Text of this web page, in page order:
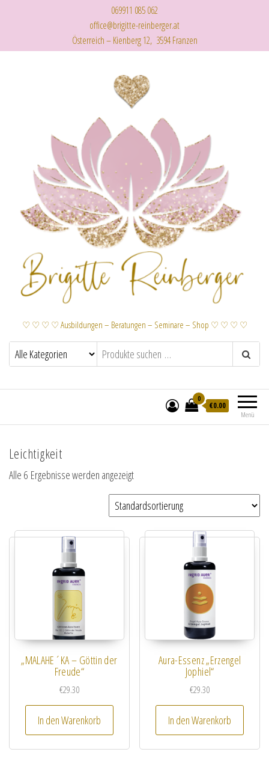
069911 085 062
office@brigitte-reinberger.at
Österreich – Kienberg 12, 3594 Franzen
♡ ♡ ♡ ♡ Ausbildungen – Beratungen – Seminare – Shop ♡ ♡ ♡ ♡
Menü
0
€0.00
Leichtigkeit
Alle 6 Ergebnisse werden angezeigt
„MALAHE´KA – Göttin der
Freude“
€29.30
In den Warenkorb
Aura-Essenz „Erzengel
Jophiel“
€29.30
In den Warenkorb